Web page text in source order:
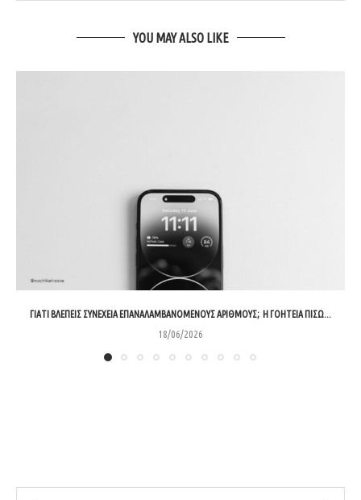
YOU MAY ALSO LIKE
ΓΙΑΤΊ ΒΛΈΠΕΙΣ ΣΥΝΈΧΕΙΑ ΕΠΑΝΑΛΑΜΒΑΝΌΜΕΝΟΥΣ ΑΡΙΘΜΟΎΣ; Η ΓΟΗΤΕΊΑ ΠΊΣΩ...
18/06/2026